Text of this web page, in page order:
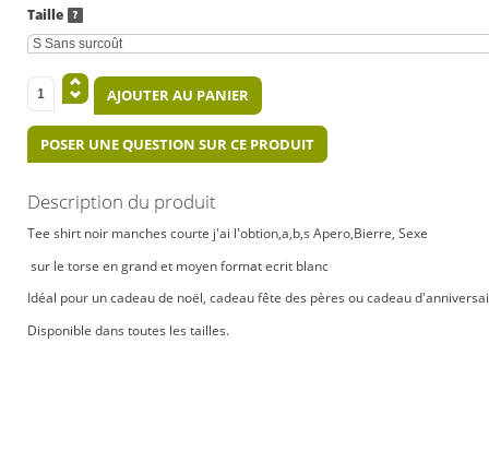
Taille
POSER UNE QUESTION SUR CE PRODUIT
Description du produit
Tee shirt noir manches courte j'ai l'obtion,a,b,s Apero,Bierre, Sexe
sur le torse en grand et moyen format ecrit blanc
Idéal pour un cadeau de noël, cadeau fête des pères ou cadeau
Disponible dans toutes les tailles.